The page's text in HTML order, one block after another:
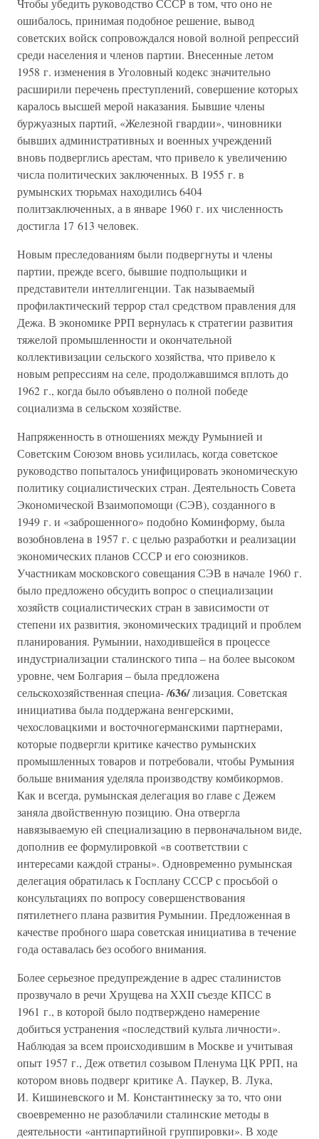
Чтобы убедить руководство СССР в том, что оно не
ошибалось, принимая подобное решение, вывод
советских войск сопровождался новой волной репрессий
среди населения и членов партии. Внесенные летом
1958 г. изменения в Уголовный кодекс значительно
расширили перечень преступлений, совершение которых
каралось высшей мерой наказания. Бывшие члены
буржуазных партий, «Железной гвардии», чиновники
бывших административных и военных учреждений
вновь подверглись арестам, что привело к увеличению
числа политических заключенных. В 1955 г. в
румынских тюрьмах находились 6404
политзаключенных, а в январе 1960 г. их численность
достигла 17 613 человек.
Новым преследованиям были подвергнуты и члены
партии, прежде всего, бывшие подпольщики и
представители интеллигенции. Так называемый
профилактический террор стал средством правления для
Дежа. В экономике РРП вернулась к стратегии развития
тяжелой промышленности и окончательной
коллективизации сельского хозяйства, что привело к
новым репрессиям на селе, продолжавшимся вплоть до
1962 г., когда было объявлено о полной победе
социализма в сельском хозяйстве.
Напряженность в отношениях между Румынией и
Советским Союзом вновь усилилась, когда советское
руководство попыталось унифицировать экономическую
политику социалистических стран. Деятельность Совета
Экономической Взаимопомощи (СЭВ), созданного в
1949 г. и «заброшенного» подобно Коминформу, была
возобновлена в 1957 г. с целью разработки и реализации
экономических планов СССР и его союзников.
Участникам московского совещания СЭВ в начале 1960 г.
было предложено обсудить вопрос о специализации
хозяйств социалистических стран в зависимости от
степени их развития, экономических традиций и проблем
планирования. Румынии, находившейся в процессе
индустриализации сталинского типа – на более высоком
уровне, чем Болгария – была предложена
сельскохозяйственная специа-/636/лизация. Советская
инициатива была поддержана венгерскими,
чехословацкими и восточногерманскими партнерами,
которые подвергли критике качество румынских
промышленных товаров и потребовали, чтобы Румыния
больше внимания уделяла производству комбикормов.
Как и всегда, румынская делегация во главе с Дежем
заняла двойственную позицию. Она отвергла
навязываемую ей специализацию в первоначальном виде,
дополнив ее формулировкой «в соответствии с
интересами каждой страны». Одновременно румынская
делегация обратилась к Госплану СССР с просьбой о
консультациях по вопросу совершенствования
пятилетнего плана развития Румынии. Предложенная в
качестве пробного шара советская инициатива в течение
года оставалась без особого внимания.
Более серьезное предупреждение в адрес сталинистов
прозвучало в речи Хрущева на XXII съезде КПСС в
1961 г., в которой было подтверждено намерение
добиться устранения «последствий культа личности».
Наблюдая за всем происходившим в Москве и учитывая
опыт 1957 г., Деж ответил созывом Пленума ЦК РРП, на
котором вновь подверг критике А. Паукер, В. Лука,
И. Кишиневского и М. Константинеску за то, что они
своевременно не разоблачили сталинские методы в
деятельности «антипартийной группировки». В ходе